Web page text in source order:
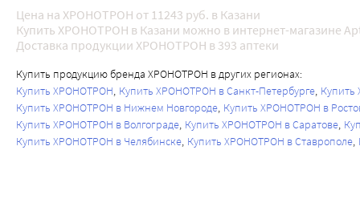
Цена на ХРОНОТРОН от 11243 руб. в Казани
Купить ХРОНОТРОН в Казани можно в интернет-магазине
Доставка продукции ХРОНОТРОН в 393 аптеки
Купить продукцию бренда ХРОНОТРОН в других регионах:
Купить ХРОНОТРОН Купить ХРОНОТРОН в Санкт-Петербурге
Купить ХРОНОТРОН в Нижнем Новгороде Купить ХРОНОТРОН в
Купить ХРОНОТРОН в Волгограде Купить ХРОНОТРОН в Саратове
Купить ХРОНОТРОН в Челябинске Купить ХРОНОТРОН в Ставрополе